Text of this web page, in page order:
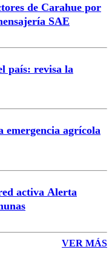
de Carahue por
SAE
país: revisa la
agrícola
activa Alerta
VER MÁS